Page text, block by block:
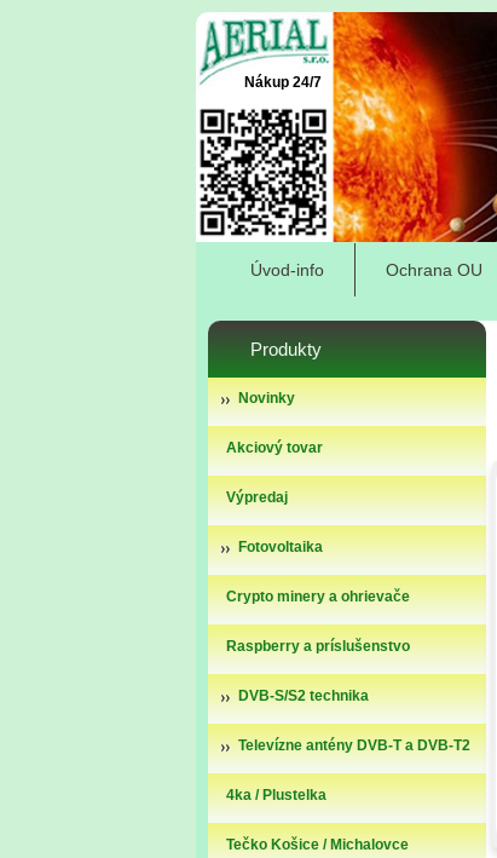
Nákup 24/7
Úvod-info Ochrana OU
Produkty
Novinky
Akciový tovar
Výpredaj
Fotovoltaika
Crypto minery a ohrievače
Raspberry a príslušenstvo
DVB-S/S2 technika
Televízne antény DVB-T a DVB-T2
4ka / Plustelka
Tečko Košice / Michalovce